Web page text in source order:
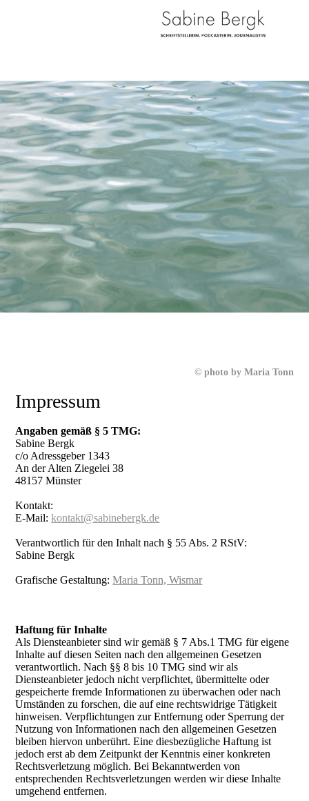
© photo by Maria Tonn
Impressum
Angaben gemäß § 5 TMG:
Sabine Bergk
c/o Adressgeber 1343
An der Alten Ziegelei 38
48157 Münster
Kontakt:
E-Mail:kontakt@sabinebergk.de
Verantwortlich für den Inhalt nach § 55 Abs. 2 RStV:
Sabine Bergk
Grafische Gestaltung:Maria Tonn, Wismar
Haftung für Inhalte
Als Diensteanbieter sind wir gemäß § 7 Abs.1 TMG für eigene
Inhalte auf diesen Seiten nach den allgemeinen Gesetzen
verantwortlich. Nach §§ 8 bis 10 TMG sind wir als
Diensteanbieter jedoch nicht verpflichtet, übermittelte oder
gespeicherte fremde Informationen zu überwachen oder nach
Umständen zu forschen, die auf eine rechtswidrige Tätigkeit
hinweisen. Verpflichtungen zur Entfernung oder Sperrung der
Nutzung von Informationen nach den allgemeinen Gesetzen
bleiben hiervon unberührt. Eine diesbezügliche Haftung ist
jedoch erst ab dem Zeitpunkt der Kenntnis einer konkreten
Rechtsverletzung möglich. Bei Bekanntwerden von
entsprechenden Rechtsverletzungen werden wir diese Inhalte
umgehend entfernen.